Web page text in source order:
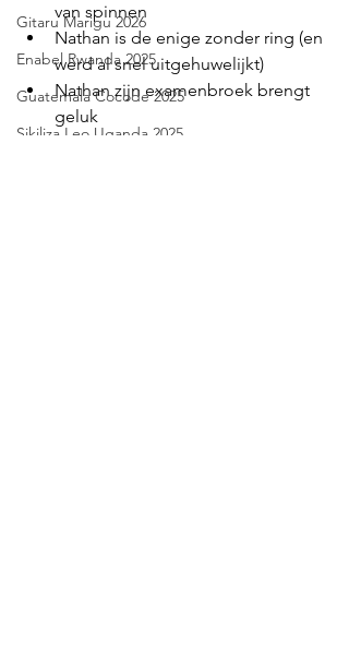
Gitaru Marigu 2026
Enabel Rwanda 2025
Guatemala Cocode 2025
Sikiliza Leo Uganda 2025
van spinnen
Nathan is de enige zonder ring (en
werd al snel uitgehuwelijkt)
Nathan zijn examenbroek brengt
geluk